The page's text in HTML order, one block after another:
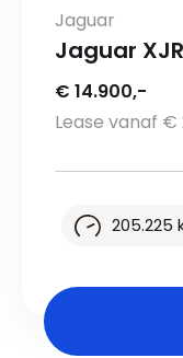
Jaguar
Jaguar
€ 14.900,-
Lease vanaf
205.225